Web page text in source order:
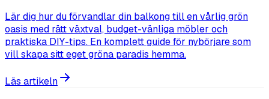
Lär dig hur du förvandlar din balkong till en vårlig grön
oasis med rätt växtval, budget-vänliga möbler och
praktiska DIY-tips. En komplett guide för nybörjare som
vill skapa sitt eget gröna paradis hemma.
Läs artikeln